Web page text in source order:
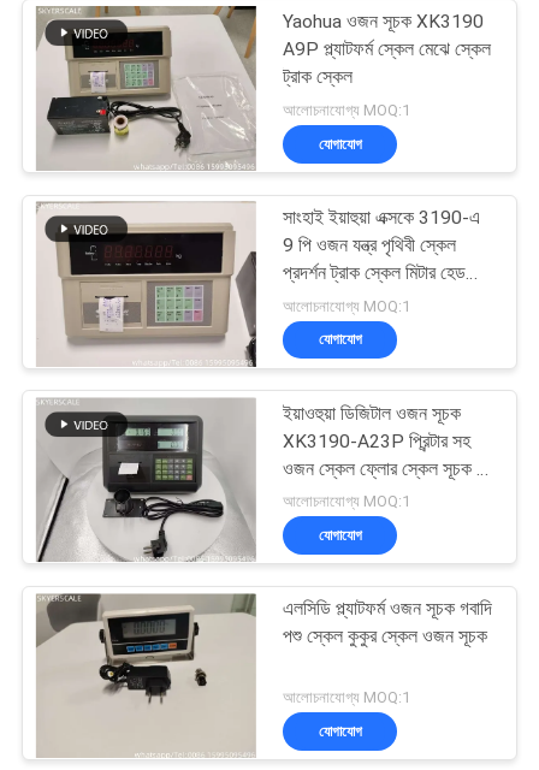
ডিজিটাল ওজন স্কেল
49
ইলেকট্রনিক ব্যালেন্স আইশ
ওজন লোড সেল
Yaohua ওজন সূচক XK3190
A9P প্ল্যাটফর্ম স্কেল মেঝে স্কেল
ট্রাক স্কেল
আলোচনাযোগ্য MOQ:1
যোগাযোগ
সাংহাই ইয়াহুয়া এক্সকে 3190-এ
9 পি ওজন যন্ত্র পৃথিবী স্কেল
প্রদর্শন ট্রাক স্কেল মিটার হেড
মুদ্রণ যন্ত্র
আলোচনাযোগ্য MOQ:1
যোগাযোগ
ইয়াওহুয়া ডিজিটাল ওজন সূচক
XK3190-A23P প্রিন্টার সহ
ওজন স্কেল ফ্লোর স্কেল সূচক এর
জন্য
আলোচনাযোগ্য MOQ:1
যোগাযোগ
এলসিডি প্ল্যাটফর্ম ওজন সূচক গবাদি
পশু স্কেল কুকুর স্কেল ওজন সূচক
আলোচনাযোগ্য MOQ:1
যোগাযোগ